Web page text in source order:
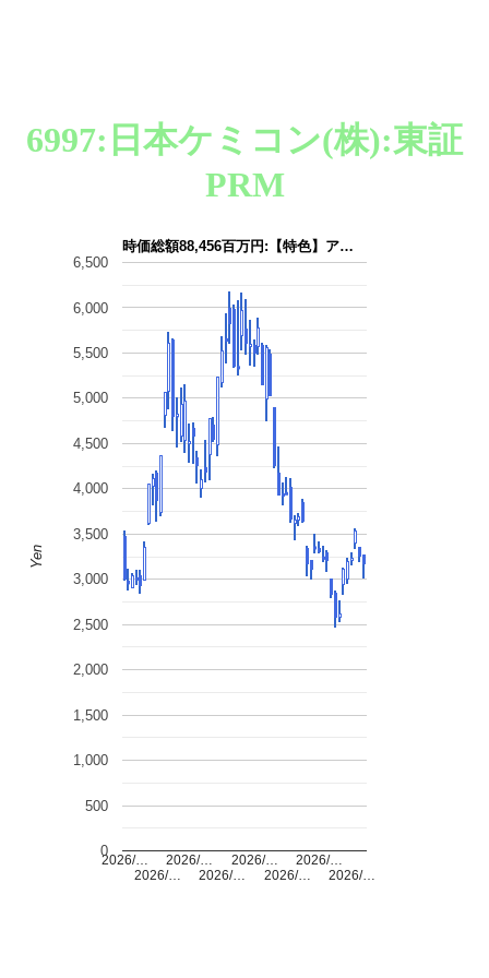
6997:日本ケミコン(株):東証
PRM
時価総額88,456百万円:【特色】ア…
2026/…
2026/…
2026/…
2026/…
2026/…
2026/…
2026/…
2026/…
0
500
1,000
1,500
2,000
2,500
3,000
3,500
4,000
4,500
5,000
5,500
6,000
6,500
Yen